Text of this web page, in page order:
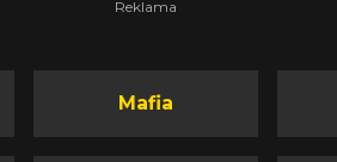
Mafia